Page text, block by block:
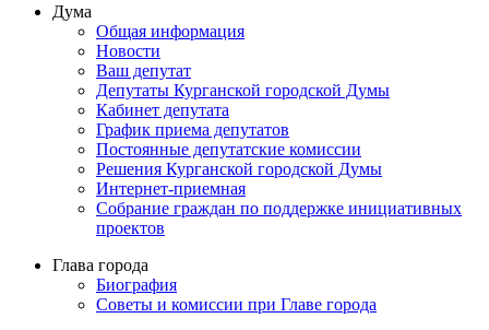
Дума
Общая информация
Новости
Ваш депутат
Депутаты Курганской городской Думы
Кабинет депутата
График приема депутатов
Постоянные депутатские комиссии
Решения Курганской городской Думы
Интернет-приемная
Собрание граждан по поддержке инициативных
проектов
Глава города
Биография
Советы и комиссии при Главе города